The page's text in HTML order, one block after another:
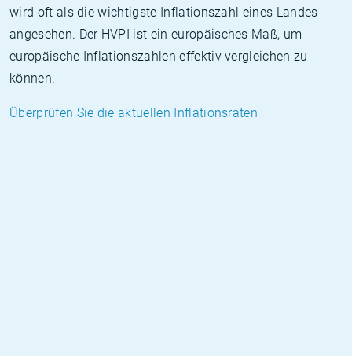
wird oft als die wichtigste Inflationszahl eines Landes
angesehen. Der HVPI ist ein europäisches Maß, um
europäische Inflationszahlen effektiv vergleichen zu
können.
Überprüfen Sie die aktuellen Inflationsraten